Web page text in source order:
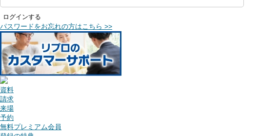
ログインする
パスワードをお忘れの方はこちら >>
資料
請求
来場
予約
無料プレミアム会員